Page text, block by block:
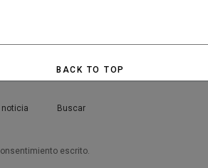
AÑO 2019
ENMIENDAS A LOS
BACK TO TOP
noticia Buscar
escrito.